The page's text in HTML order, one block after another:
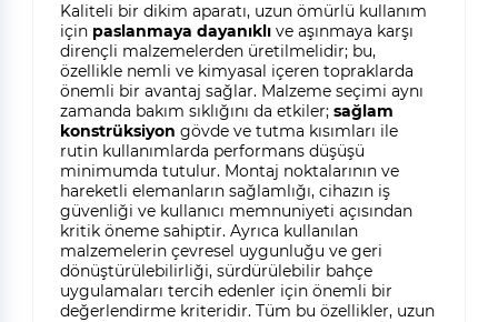
Kaliteli bir dikim aparatı, uzun ömürlü kullanım
için paslanmaya dayanıklıve aşınmaya karşı
dirençli malzemelerden üretilmelidir; bu,
özellikle nemli ve kimyasal içeren topraklarda
önemli bir avantaj sağlar. Malzeme seçimi aynı
zamanda bakım sıklığını da etkiler; sağlam
konstrüksiyon gövde ve tutma kısımları ile
rutin kullanımlarda performans düşüşü
minimumda tutulur. Montaj noktalarının ve
hareketli elemanların sağlamlığı, cihazın iş
güvenliği ve kullanıcı memnuniyeti açısından
kritik öneme sahiptir. Ayrıca kullanılan
malzemelerin çevresel uygunluğu ve geri
dönüştürülebilirliği, sürdürülebilir bahçe
uygulamaları tercih edenler için önemli bir
değerlendirme kriteridir. Tüm bu özellikler, uzun